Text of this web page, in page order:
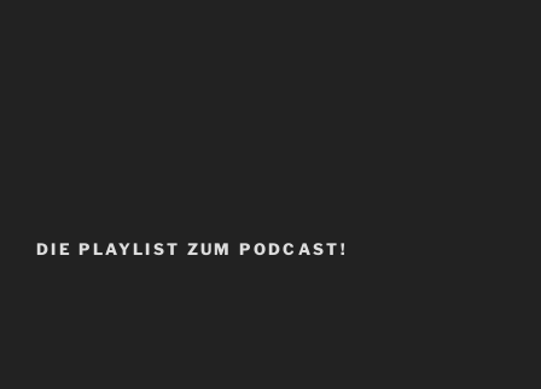
DIE PLAYLIST ZUM PODCAST!